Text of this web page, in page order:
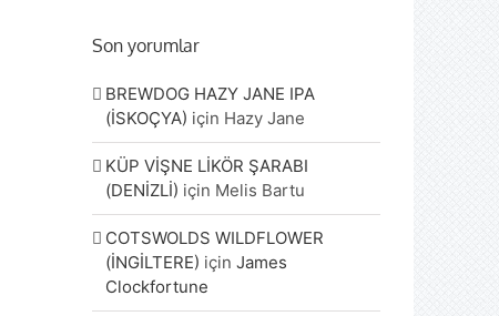
Son yorumlar
BREWDOG HAZY JANE IPA
(İSKOÇYA) için Hazy Jane
KÜP VİŞNE LİKÖR ŞARABI
(DENİZLİ) için Melis Bartu
COTSWOLDS WILDFLOWER
(İNGİLTERE) içinJames
Clockfortune